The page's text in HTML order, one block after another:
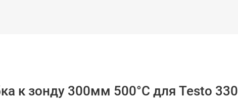
к зонду 300мм 500°С для Testo 330